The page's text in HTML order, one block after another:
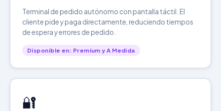
Terminal de pedido autónomo con pantalla táctil. El
cliente pide y paga directamente, reduciendo tiempos
de espera y errores de pedido.
Disponible en: Premium y A Medida
🔐